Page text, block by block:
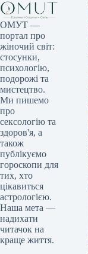
ОМУТ —
портал про
жіночий світ:
стосунки,
психологію,
подорожі та
мистецтво.
Ми пишемо
про
сексологію та
здоров'я, а
також
публікуємо
гороскопи для
тих, хто
цікавиться
астрологією.
Наша мета —
надихати
читачок на
краще життя.